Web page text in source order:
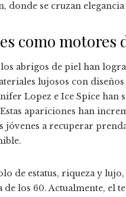
donde se cruzan
como motores
abrigos de piel han
lujosos con
Lopez e Ice Spice han
apariciones han
jóvenes a recuperar
de estatus, riqueza y lujo,
los 60. Actualmente, el